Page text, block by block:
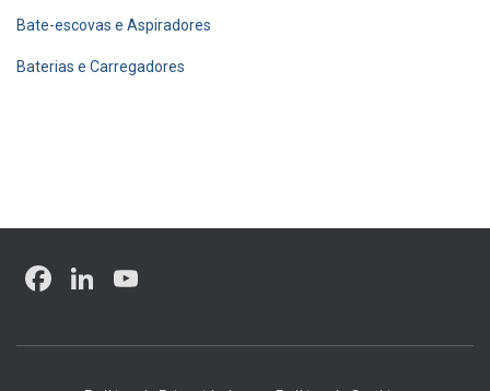
Bate-escovas e Aspiradores
Baterias e Carregadores
F
ce
Li
e
u